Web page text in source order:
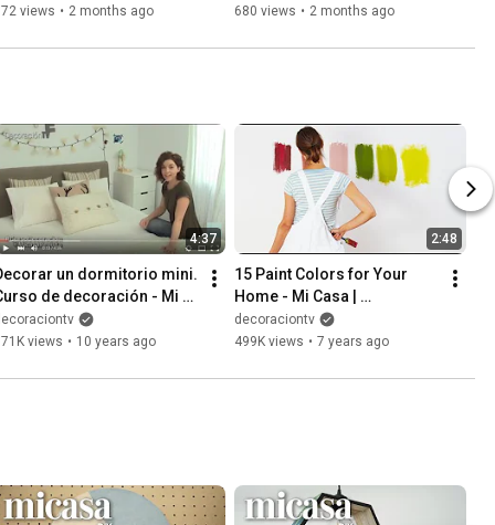
views • 2 months ago
'DECOConversations' with
680 views • 2 months ago
4:37
un dormitorio mini.
de decoración - Mi
| DecoraciónTV
views • 10 years ago
2:48
15 Paint Colors for Your
Home - Mi Casa |
DecoraciónTV
decoraciontv
499K views • 7 years ago